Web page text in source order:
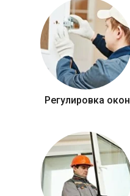
Регулировка окон